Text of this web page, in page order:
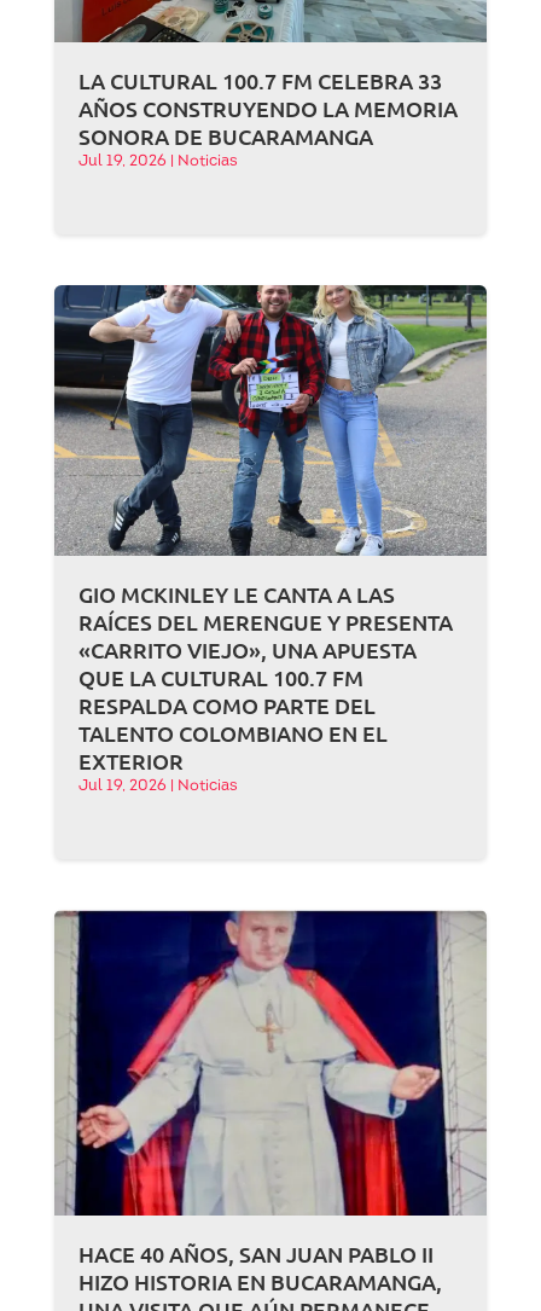
LA CULTURAL 100.7 FM CELEBRA 33
AÑOS CONSTRUYENDO LA MEMORIA
SONORA DE BUCARAMANGA
Jul 19, 2026 Noticias
GIO MCKINLEY LE CANTA A LAS
RAÍCES DEL MERENGUE Y PRESENTA
«CARRITO VIEJO», UNA APUESTA
QUE LA CULTURAL 100.7 FM
RESPALDA COMO PARTE DEL
TALENTO COLOMBIANO EN EL
EXTERIOR
Jul 19, 2026 Noticias
HACE 40 AÑOS, SAN JUAN PABLO II
HIZO HISTORIA EN BUCARAMANGA,